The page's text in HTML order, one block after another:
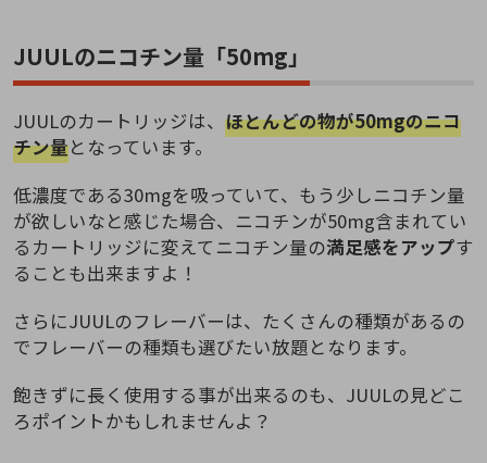
JUULのニコチン量「50mg」
JUULのカートリッジは、 ほとんどの物が50mgのニコ
チン量となっています。
低濃度である30mgを吸っていて、もう少しニコチン量
が欲しいなと感じた場合、ニコチンが50mg含まれてい
るカートリッジに変えてニコチン量の満足感をアップす
ることも出来ますよ！
さらにJUULのフレーバーは、たくさんの種類があるの
でフレーバーの種類も選びたい放題となります。
飽きずに長く使用する事が出来るのも、JUULの見どこ
ろポイントかもしれませんよ？